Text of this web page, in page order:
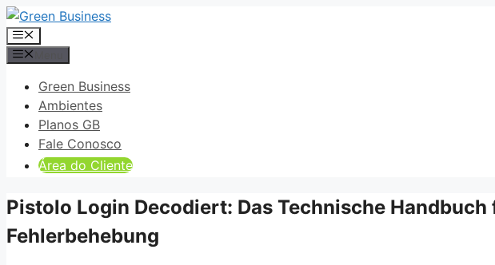
Pular
para
o
Menu
Green Business
Ambientes
Planos GB
Fale Conosco
Área do Cliente
Pistolo Login Decodiert: Das Technische
Fehlerbehebung